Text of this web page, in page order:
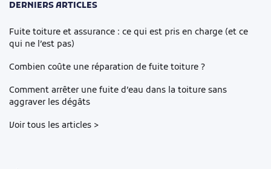
DERNIERS ARTICLES
Fuite toiture et assurance : ce qui est pris en charge (et ce
qui ne l’est pas)
Combien coûte une réparation de fuite toiture ?
Comment arrêter une fuite d’eau dans la toiture sans
aggraver les dégâts
Voir tous les articles >